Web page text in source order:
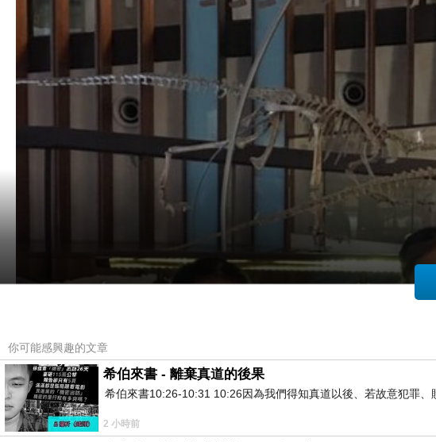
你可能感興趣的文章
希伯來書 - 離棄真道的後果
希伯來書10:26-10:31 10:26因為我們得知真道以後、若故意犯罪
2 小時前